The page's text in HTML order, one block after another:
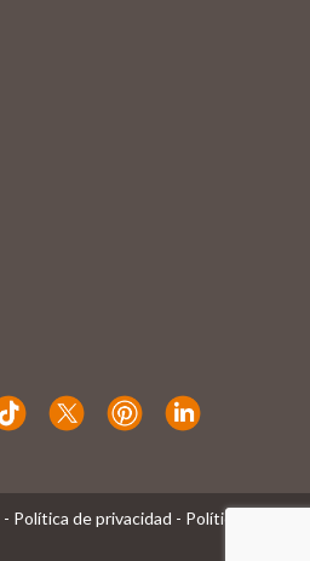
- Política de privacidad - Política de